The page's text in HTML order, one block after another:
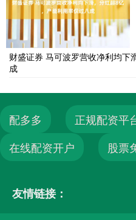
财盛证券 马可波罗营收净利均下
成
配多多
正规配资平
在线配资开户
股票
友情链接：